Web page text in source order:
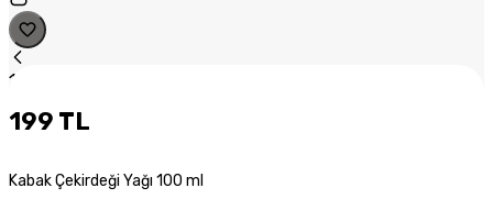
1
199 TL
Kabak Çekirdeği Yağı 100 ml